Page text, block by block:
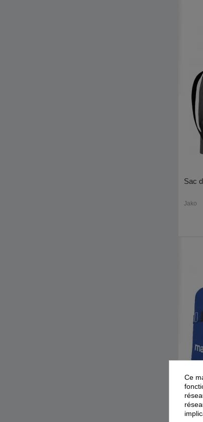
Sac
Jako
Ce